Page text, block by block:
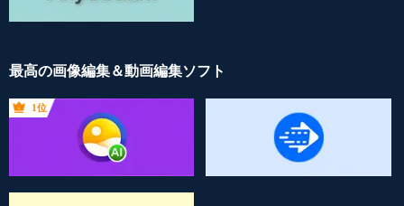
最高の画像編集＆動画編集ソフト
1位